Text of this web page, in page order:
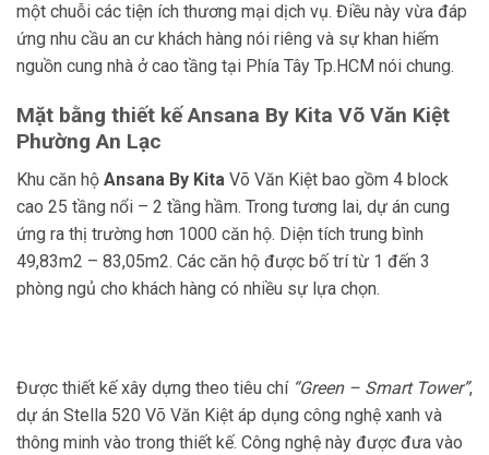
một chuỗi các tiện ích thương mại dịch vụ. Điều này vừa đáp
ứng nhu cầu an cư khách hàng nói riêng và sự khan hiếm
nguồn cung nhà ở cao tầng tại Phía Tây Tp.HCM nói chung.
Mặt bằng thiết kếAnsana By Kita Võ Văn Kiệt
Phường An Lạc
Khu căn hộ Ansana By Kita Võ Văn Kiệt bao gồm 4 block
cao 25 tầng nổi – 2 tầng hầm. Trong tương lai, dự án cung
ứng ra thị trường hơn 1000 căn hộ. Diện tích trung bình
49,83m2 – 83,05m2. Các căn hộ được bố trí từ 1 đến 3
phòng ngủ cho khách hàng có nhiều sự lựa chọn.
Được thiết kế xây dựng theo tiêu chí “Green – Smart Tower”,
dự án Stella 520 Võ Văn Kiệt áp dụng công nghệ xanh và
thông minh vào trong thiết kế. Công nghệ này được đưa vào